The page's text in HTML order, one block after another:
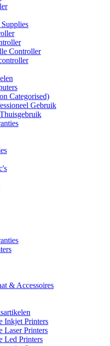
Controller
Categorised)
Gebruik
& Accessoires
Inkjet Printers
Laser Printers
Led Printers